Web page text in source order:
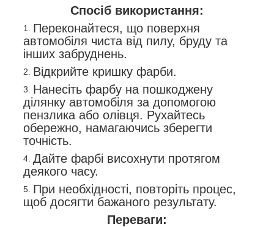
Спосіб використання:
Переконайтеся, що поверхня
автомобіля чиста від пилу, бруду та
інших забруднень.
Відкрийте кришку фарби.
Нанесіть фарбу на пошкоджену
ділянку автомобіля за допомогою
пензлика або олівця. Рухайтесь
обережно, намагаючись зберегти
точність.
Дайте фарбі висохнути протягом
деякого часу.
При необхідності, повторіть процес,
щоб досягти бажаного результату.
Переваги: